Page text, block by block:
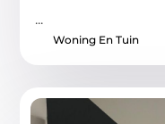
...
Woning En Tuin